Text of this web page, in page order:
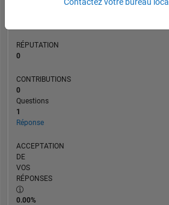
RÉPUTATION
0
CONTRIBUTIONS
0
Questions
1
Réponse
ACCEPTATION
DE
VOS
RÉPONSES
0.00%